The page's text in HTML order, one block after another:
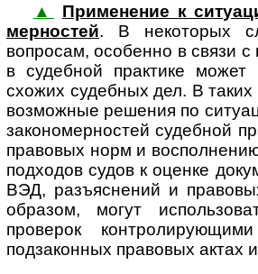
▲
Применение к
мер­нос­тей. В некоторых
вопросам, особенно в связи
в судебной практике
схожих судебных дел. В
возможные решения по
закономерностей судебной
правовых норм и
подходов судов к оценке
ВЭД, разъяснений и
образом, могут
проверок
подзаконных правовых актах